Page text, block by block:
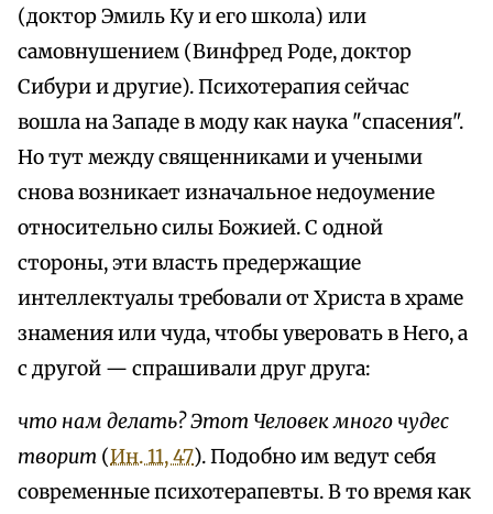
(доктор Эмиль Ку и его школа) или
самовнушением (Винфред Роде, доктор
Сибури и другие). Психотерапия сейчас
вошла на Западе в моду как наука "спасения".
Но тут между священниками и учеными
снова возникает изначальное недоумение
относительно силы Божией. С одной
стороны, эти власть предержащие
интеллектуалы требовали от Христа в храме
знамения или чуда, чтобы уверовать в Него, а
с другой — спрашивали друг друга:
что нам делать? Этот Человек много чудес
творит (Ин. 11, 47). Подобно им ведут себя
современные психотерапевты. В то время как